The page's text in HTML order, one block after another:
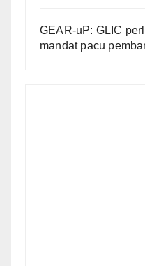
GEAR-uP: GLIC
mandat pacu